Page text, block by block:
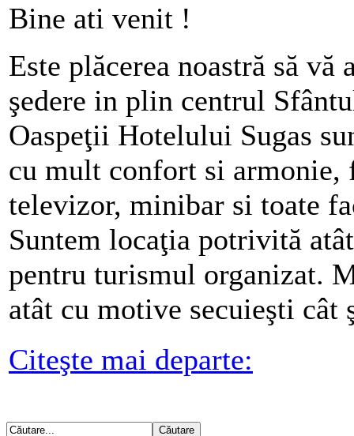
Bine ati venit !
Este plăcerea noastră să
şedere in plin centrul
Oaspeţii Hotelului Sugas
cu mult confort si
televizor, minibar si toate
Suntem locaţia potrivită
pentru turismul organizat.
atât cu motive secuieşti cât
Citeşte mai departe: